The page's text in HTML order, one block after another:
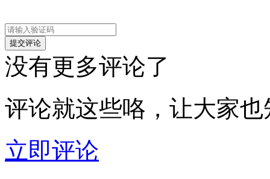
没有更多评论了
评论就这些咯，让大家
立即评论